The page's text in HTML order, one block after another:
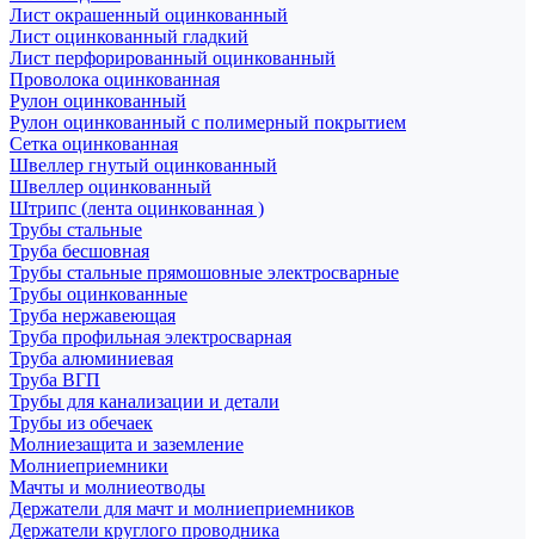
Лист окрашенный оцинкованный
Лист оцинкованный гладкий
Лист перфорированный оцинкованный
Проволока оцинкованная
Рулон оцинкованный
Рулон оцинкованный с полимерный покрытием
Сетка оцинкованная
Швеллер гнутый оцинкованный
Швеллер оцинкованный
Штрипс (лента оцинкованная )
Трубы стальные
Труба бесшовная
Трубы стальные прямошовные электросварные
Трубы оцинкованные
Труба нержавеющая
Труба профильная электросварная
Труба алюминиевая
Труба ВГП
Трубы для канализации и детали
Трубы из обечаек
Молниезащита и заземление
Молниеприемники
Мачты и молниеотводы
Держатели для мачт и молниеприемников
Держатели круглого проводника